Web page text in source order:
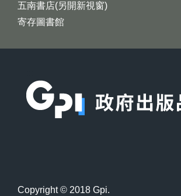
五南書店(另開新視窗)
寄存圖書館
Copyright © 2018 Gpi.